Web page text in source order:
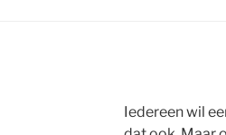
Iedereen wil